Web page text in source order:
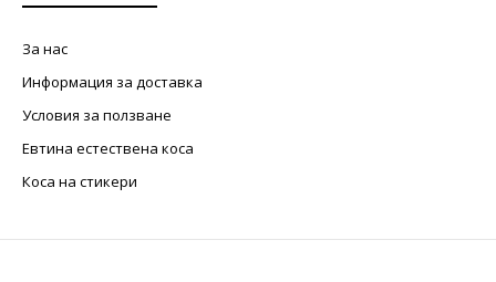
За нас
Информация за доставка
Условия за ползване
Евтина естествена коса
Коса на стикери